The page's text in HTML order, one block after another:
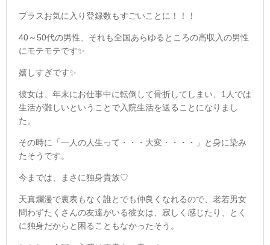
プラスお気に入り登録数もすごいことに！！！
40～50代の男性、それも全国あらゆるところの高収入の男性
にモテモテです✨
嬉しすぎです✨
彼女は、年末にお仕事中に転倒して骨折してしまい、1人では
生活が難しいということで入院生活を送ることになりまし
た。
その時に「一人の人生って・・・大変・・・・」と身に染み
たそうです。
今までは、まさに独身貴族♡
天真爛漫で裏表もなく誰とでも仲良くなれるので、老若男女
問わずたくさんの友達がいる彼女は、寂しく感じたり、とく
に独身だからと困ることもなかったそう。